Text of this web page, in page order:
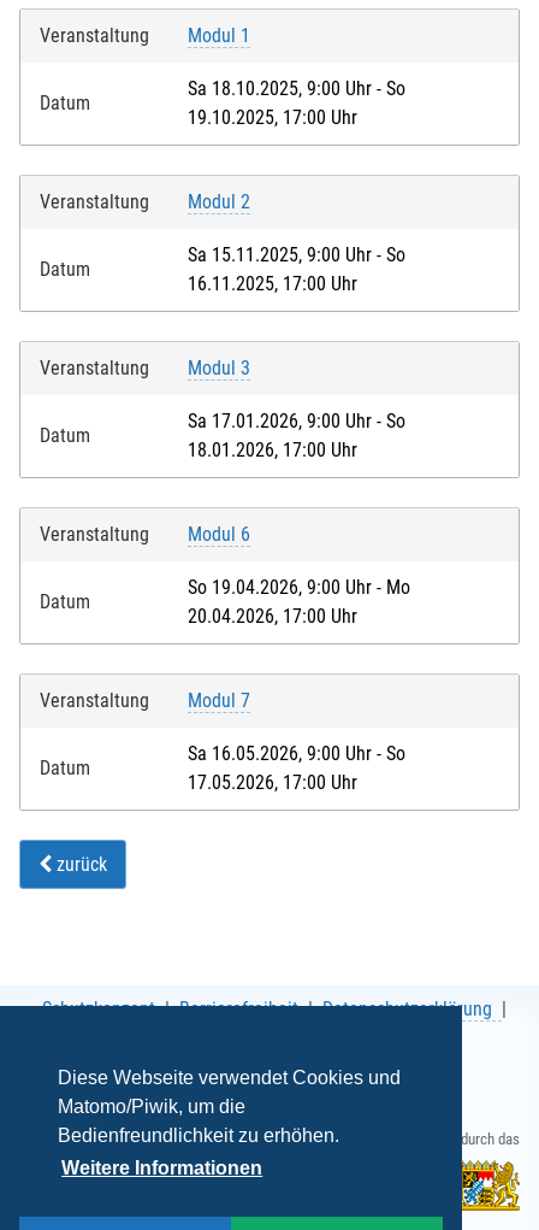
Diese Webseite verwendet Cookies und
Matomo/Piwik, um die
Bedienfreundlichkeit zu erhöhen.
Weitere Informationen
Veranstaltung Modul 1
Datum
Sa 18.10.2025, 9:00 Uhr - So
19.10.2025, 17:00 Uhr
Veranstaltung Modul 2
Datum
Sa 15.11.2025, 9:00 Uhr - So
16.11.2025, 17:00 Uhr
Veranstaltung Modul 3
Datum
Sa 17.01.2026, 9:00 Uhr - So
18.01.2026, 17:00 Uhr
Veranstaltung Modul 6
Datum
So 19.04.2026, 9:00 Uhr - Mo
20.04.2026, 17:00 Uhr
Veranstaltung Modul 7
Datum
Sa 16.05.2026, 9:00 Uhr - So
17.05.2026, 17:00 Uhr
zurück
Schutzkonzept Barrierefreiheit
Datenschutzerklärung
Gefördert durch das